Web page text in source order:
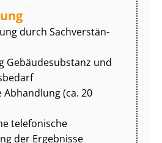
durch Sach­ver­stän­
Gebäudesubstanz und
Abhandlung (ca. 20
telefonische
der Ergebnisse